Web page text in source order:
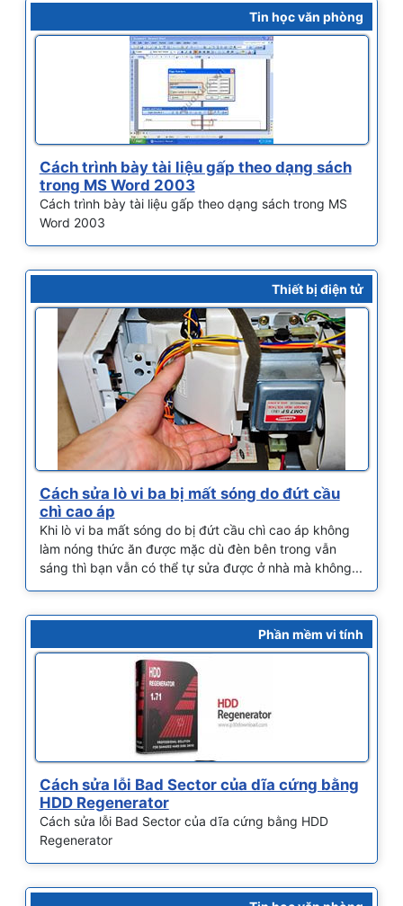
Tin học văn phòng
Cách trình bày tài liệu gấp theo dạng sách
trong MS Word 2003
Cách trình bày tài liệu gấp theo dạng sách trong MS
Word 2003
Thiết bị điện tử
Cách sửa lò vi ba bị mất sóng do đứt cầu
chì cao áp
Khi lò vi ba mất sóng do bị đứt cầu chì cao áp không
làm nóng thức ăn được mặc dù đèn bên trong vẫn
sáng thì bạn vẫn có thể tự sửa được ở nhà mà không...
Phần mềm vi tính
Cách sửa lỗi Bad Sector của dĩa cứng bằng
HDD Regenerator
Cách sửa lỗi Bad Sector của dĩa cứng bằng HDD
Regenerator